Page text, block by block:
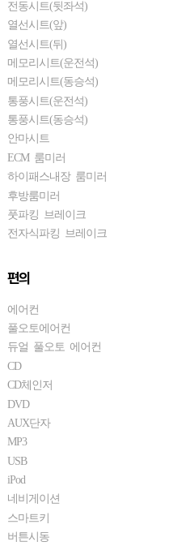
전동시트(뒷좌석)
열선시트(앞)
열선시트(뒤)
메모리시트(운전석)
메모리시트(동승석)
통풍시트(운전석)
통풍시트(동승석)
안마시트
ECM 룸미러
하이패스내장 룸미러
후방룸미러
풋파킹 브레이크
전자식파킹 브레이크
편의
에어컨
풀오토에어컨
듀얼 풀오토 에어컨
CD
CD체인저
DVD
AUX단자
MP3
USB
iPod
네비게이션
스마트키
버튼시동